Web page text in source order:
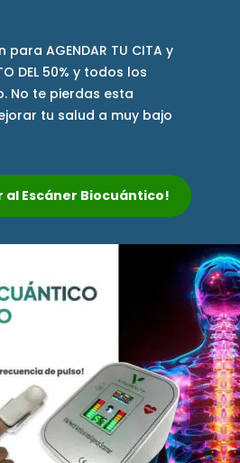
AGENDAR TU CITA y
DEL 50% y todos los
No te pierdas esta
tu salud a muy bajo
al Escáner Biocuántico!